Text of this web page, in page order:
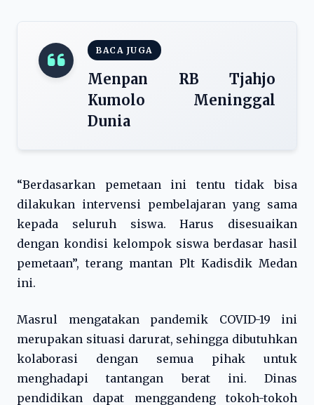
BACA JUGA
Menpan RB Tjahjo
Kumolo Meninggal
Dunia
“Berdasarkan pemetaan ini tentu tidak bisa
dilakukan intervensi pembelajaran yang sama
kepada seluruh siswa. Harus disesuaikan
dengan kondisi kelompok siswa berdasar hasil
pemetaan”, terang mantan Plt Kadisdik Medan
ini.
Masrul mengatakan pandemik COVID-19 ini
merupakan situasi darurat, sehingga dibutuhkan
kolaborasi dengan semua pihak untuk
menghadapi tantangan berat ini. Dinas
pendidikan dapat menggandeng tokoh-tokoh